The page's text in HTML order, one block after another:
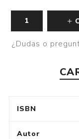
¿Dudas o
ISBN
Autor